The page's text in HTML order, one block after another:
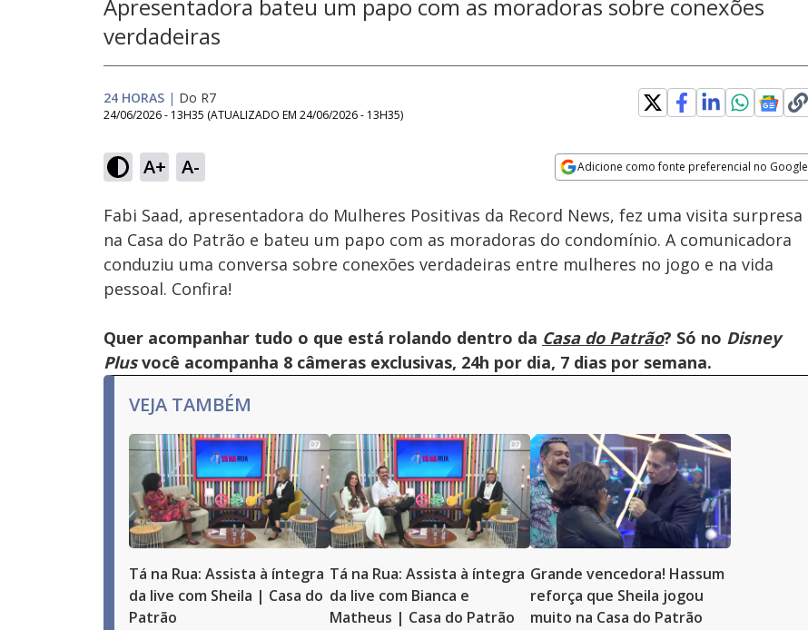
Apresentadora bateu um papo com as moradoras sobre conexões
verdadeiras
24 HORAS | Do R7
24/06/2026 - 13H35 (ATUALIZADO EM 24/06/2026 - 13H35)
A+ A- Adicione como fonte preferencial no Google
live com Sheila | Casa do
Patrão
Ativar
Som
11.43%
Velocidade
Fabi Saad, apresentadora do Mulheres Positivas da Record News, fez uma visita surpresa
na Casa do Patrão e bateu um papo com as moradoras do condomínio. A comunicadora
conduziu uma conversa sobre conexões verdadeiras entre mulheres no jogo e na vida
pessoal. Confira!
Quer acompanhar tudo o que está rolando dentro da Casa do Patrão? Só no Disney
Plusvocê acompanha 8 câmeras exclusivas, 24h por dia, 7 dias por semana.
VEJA TAMBÉM
Tá na Rua: Assista à íntegra
da live com Sheila | Casa do
Patrão
Tá na Rua: Assista à íntegra
da live com Bianca e
Matheus | Casa do Patrão
Grande vencedora! Hassum
reforça que Sheila jogou
muito na Casa do Patrão